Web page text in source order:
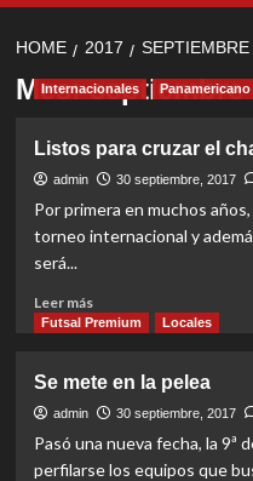
HOME 2017 SEPTIEMBRE
Mes:septiembre
Internacionales Panamericano
Listos para cruzar el
admin 30 septiembre, 2017
Por primera en muchos
torneo internacional y
será...
Leer másRead
more
para
cruzar
el
charco
Futsal Premium Locales
Se mete en la pelea
admin 30 septiembre, 2017
Pasó una nueva fecha, la 9ª
perfilarse los equipos que